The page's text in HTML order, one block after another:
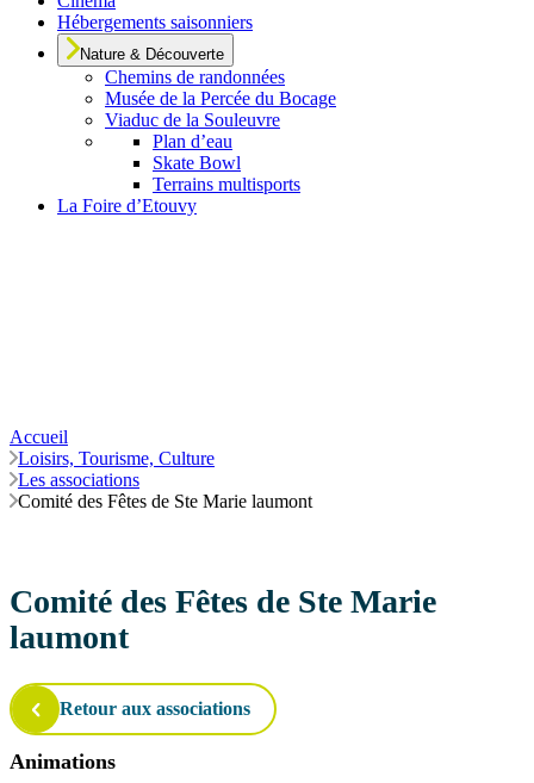
Hébergements saisonniers
Nature & Découverte
Chemins de randonnées
Musée de la Percée du Bocage
Viaduc de la Souleuvre
Plan d’eau
Skate Bowl
Terrains multisports
La Foire d’Etouvy
Accueil
Loisirs, Tourisme, Culture
Les associations
Comité des Fêtes de Ste Marie laumont
Comité des Fêtes de Ste Marie
laumont
Retour aux associations
Animations